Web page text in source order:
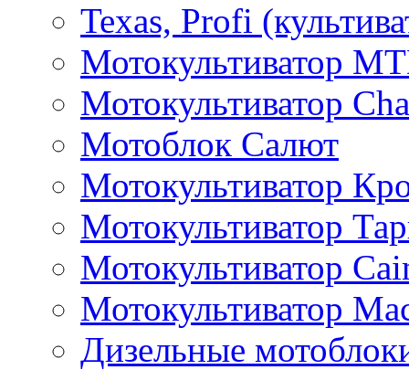
Texas, Profi
Мотокультиватор
Мотокультиватор
Мотоблок Салют
Мотокультиватор
Мотокультиватор
Мотокультиватор
Мотокультиватор
Дизельные